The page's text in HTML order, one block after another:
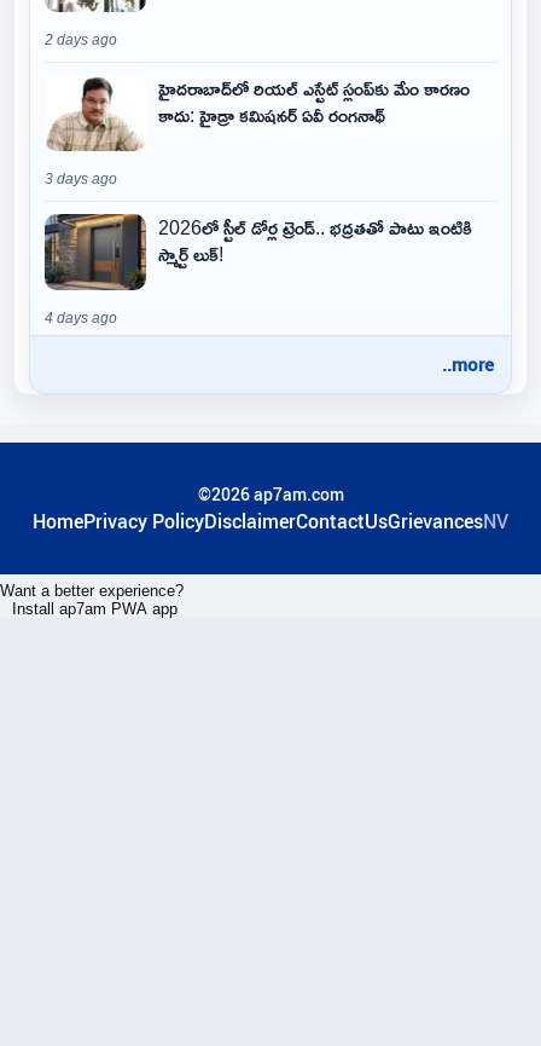
2 days ago
హైదరాబాద్‌లో రియల్ ఎస్టేట్ స్లంప్‌కు మేం కారణం
కాదు: హైడ్రా కమిషనర్ ఏవీ రంగనాథ్
3 days ago
2026లో స్టీల్ డోర్ల ట్రెండ్.. భద్రతతో పాటు ఇంటికి
స్మార్ట్ లుక్!
4 days ago
..more
©2026 ap7am.com
HomePrivacy PolicyDisclaimerContactUsGrievancesNV
Want a better experience?
Install ap7am PWA app